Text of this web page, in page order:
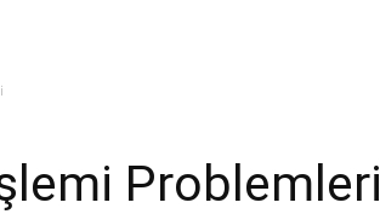
Problemleri